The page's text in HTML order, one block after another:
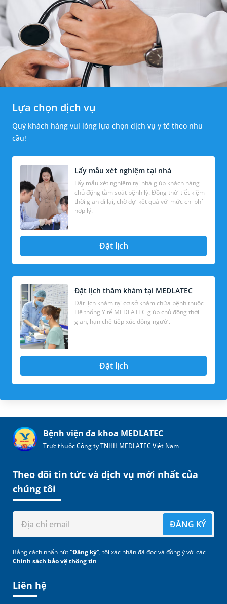
Lựa chọn dịch vụ
Quý khách hàng vui lòng lựa chọn dịch vụ y tế theo nhu
cầu!
Lấy mẫu xét nghiệm tại nhà
Lấy mẫu xét nghiệm tại nhà giúp khách hàng
chủ động tầm soát bệnh lý. Đồng thời tiết kiệm
thời gian đi lại, chờ đợi kết quả với mức chi phí
hợp lý.
Đặt lịch
Đặt lịch thăm khám tại MEDLATEC
Đặt lịch khám tại cơ sở khám chữa bệnh thuộc
Hệ thống Y tế MEDLATEC giúp chủ động thời
gian, hạn chế tiếp xúc đông người.
Đặt lịch
Bệnh viện đa khoa MEDLATEC
Trực thuộc Công ty TNHH MEDLATEC Việt Nam
Liên hệ
Theo dõi tin tức và dịch vụ mới nhất của
chúng tôi
ĐĂNG KÝ
Bằng cách nhấn nút“Đăng ký”, tôi xác nhận đã đọc và đồng ý với các
Chính sách bảo vệ thông tin